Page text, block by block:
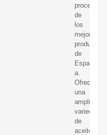
de
los
mejores
de
Espa?
a.
Ofrecemos
una
amplia
variedad
de
aceites